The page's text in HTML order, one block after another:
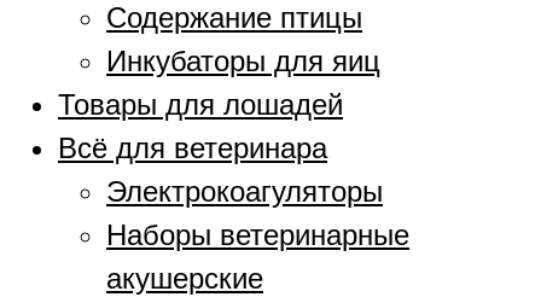
Содержание птицы
Инкубаторы для яиц
Товары для лошадей
Всё для ветеринара
Электрокоагуляторы
Наборы ветеринарные
акушерские